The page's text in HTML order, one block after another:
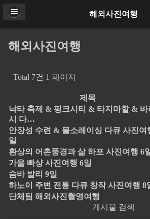
해외사진여행
해외사진여행
Total 7건 1 페이지
제목
낙타 축제 & 핑크시티 & 타지마할 & 바
시 다…
안장성 수련 & 물소레이싱 다큐 사진여
일
환상의 어촌풍경과 삶 하포 사진여행 6
가을 빠샹 사진여행 6일
숨바 발리 9일
하노이 주변 전통 다큐 창작 사진여행 8
단체팀 해외사진촬영여행
게시물 검색